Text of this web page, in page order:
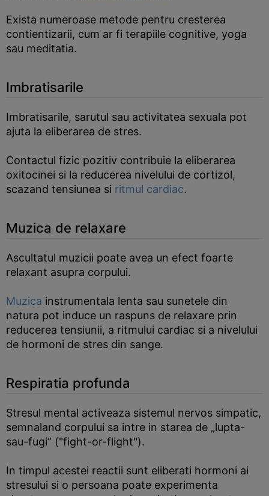
Exista numeroase metode pentru cresterea
contientizarii, cum ar fi terapiile cognitive, yoga
sau meditatia.
Imbratisarile
Imbratisarile, sarutul sau activitatea sexuala pot
ajuta la eliberarea de stres.
Contactul fizic pozitiv contribuie la eliberarea
oxitocinei si la reducerea nivelului de cortizol,
scazand tensiunea si ritmul cardiac.
Muzica de relaxare
Ascultatul muzicii poate avea un efect foarte
relaxant asupra corpului.
Muzica instrumentala lenta sau sunetele din
natura pot induce un raspuns de relaxare prin
reducerea tensiunii, a ritmului cardiac si a nivelului
de hormoni de stres din sange.
Respiratia profunda
Stresul mental activeaza sistemul nervos simpatic,
semnaland corpului sa intre in starea de „lupta-
sau-fugi” ("fight-or-flight").
In timpul acestei reactii sunt eliberati hormoni ai
stresului si o persoana poate experimenta